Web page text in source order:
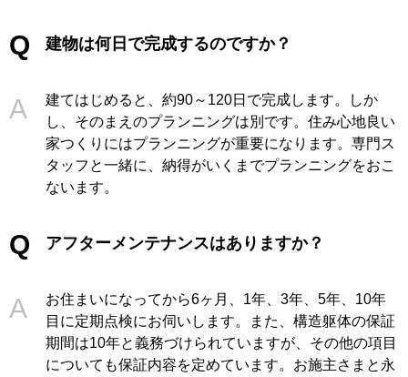
建物は何日で完成するのですか？
建てはじめると、約90～120日で完成します。しか
し、そのまえのプランニングは別です。住み心地良い
家つくりにはプランニングが重要になります。専門ス
タッフと一緒に、納得がいくまでプランニングをおこ
ないます。
アフターメンテナンスはありますか？
お住まいになってから6ヶ月、1年、3年、5年、10年
目に定期点検にお伺いします。また、構造躯体の保証
期間は10年と義務づけられていますが、その他の項目
についても保証内容を定めています。お施主さまと永